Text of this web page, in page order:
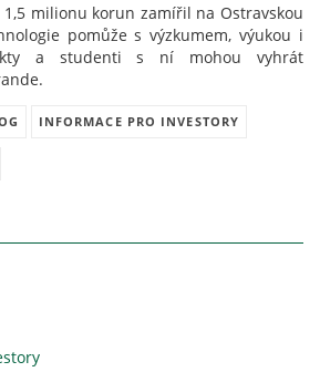
milionu korun zamířil na Ostravskou
pomůže s výzkumem, výukou i
a studenti s ní mohou vyhrát
INFORMACE PRO INVESTORY